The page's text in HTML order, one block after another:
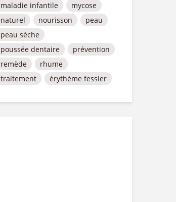
maladie infantile
mycose
naturel
nourisson
peau
peau sèche
poussée dentaire
prévention
remède
rhume
traitement
érythème fessier